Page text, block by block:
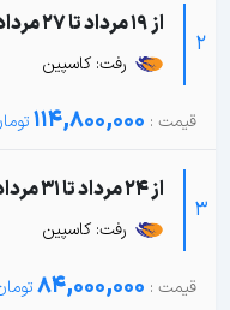
2
از 19 مرداد تا 27 مرداد
رفت: کاسپین
114,800,000
3
از 24 مرداد تا 31 مرداد
رفت: کاسپین
84,000,000